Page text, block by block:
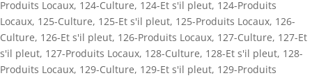
Produits Locaux, 124-Culture, 124-Et s'il pleut, 124-Produits
Locaux, 125-Culture, 125-Et s'il pleut, 125-Produits Locaux, 126-
Culture, 126-Et s'il pleut, 126-Produits Locaux, 127-Culture, 127-Et
s'il pleut, 127-Produits Locaux, 128-Culture, 128-Et s'il pleut, 128-
Produits Locaux, 129-Culture, 129-Et s'il pleut, 129-Produits